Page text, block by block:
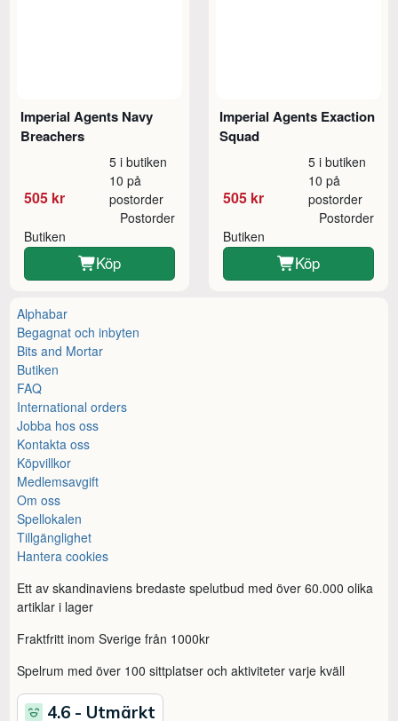
Imperial Agents Navy
Breachers
505 kr
5 i butiken
10 på
postorder
Butiken
Postorder
Köp
Imperial Agents Exaction
Squad
505 kr
5 i butiken
10 på
postorder
Butiken
Postorder
Köp
Alphabar
Begagnat och inbyten
Bits and Mortar
Butiken
FAQ
International orders
Jobba hos oss
Kontakta oss
Köpvillkor
Medlemsavgift
Om oss
Spellokalen
Tillgänglighet
Hantera cookies
Ett av skandinaviens bredaste spelutbud med över 60.000 olika
artiklar i lager
Fraktfritt inom Sverige från 1000kr
Spelrum med över 100 sittplatser och aktiviteter varje kväll